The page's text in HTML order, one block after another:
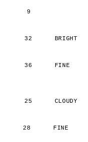
9
32      BRIGHT
36      FINE
25      CLOUDY
28      FINE